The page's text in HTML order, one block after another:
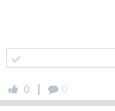
0
|
0